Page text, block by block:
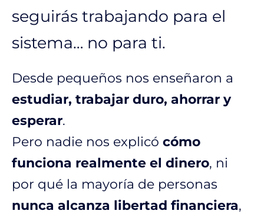
seguirás trabajando para el
sistema… no para ti.
Desde pequeños nos enseñaron a
estudiar, trabajar duro, ahorrar y
esperar.
Pero nadie nos explicó cómo
funciona realmente el dinero, ni
por qué la mayoría de personas
nunca alcanza libertad financiera,